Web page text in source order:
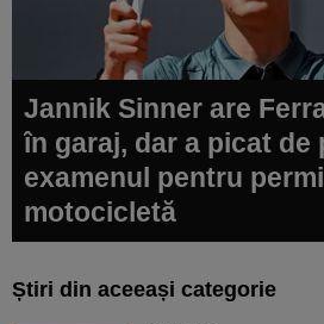
Jannik Sinner are
în garaj, dar a picat de
examenul pentru
motocicletă
Știri din aceeași categorie